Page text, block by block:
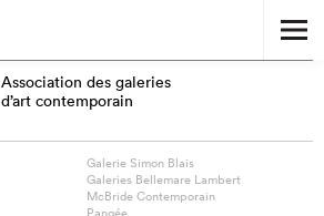
Association des galeries
d’art contemporain
Galerie Simon Blais
Galeries Bellemare Lambert
McBride Contemporain